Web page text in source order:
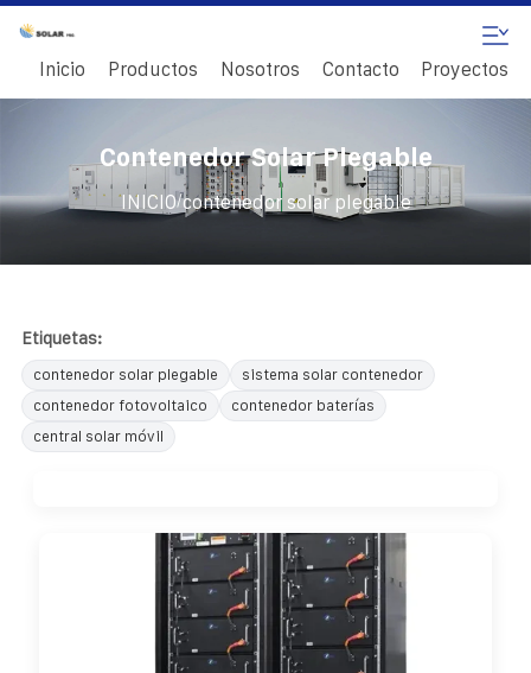
Inicio Productos Nosotros Contacto Proyectos
Contenedor Solar Plegable
INICIO/contenedor solar plegable
Etiquetas:
contenedor solar plegable
sistema solar contenedor
contenedor fotovoltaico
contenedor baterías
central solar móvil